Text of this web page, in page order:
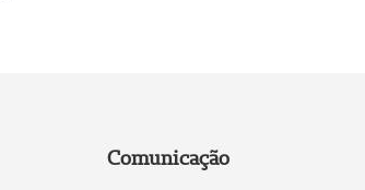
Comunicação